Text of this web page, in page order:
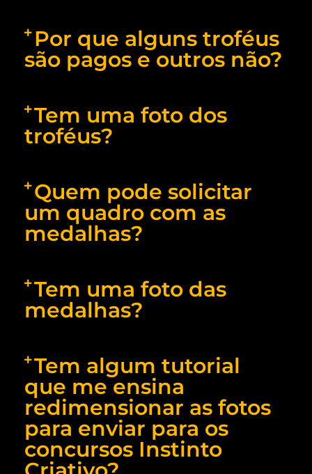
Por que alguns troféus
são pagos e outros não?
Tem uma foto dos
troféus?
Quem pode solicitar
um quadro com as
medalhas?
Tem uma foto das
medalhas?
Tem algum tutorial
que me ensina
redimensionar as fotos
para enviar para os
concursos Instinto